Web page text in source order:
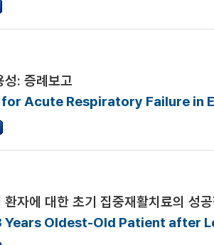
성: 증례보고
Acute Respiratory Failure in
자에 대한 초기 집중재활치료의 성
Oldest-Old Patient after